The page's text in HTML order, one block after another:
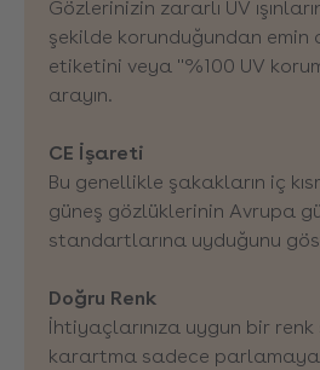
Gözlerinizin zararlı UV
şekilde korunduğundan emin
etiketini veya "%100 UV
arayın.
CE İşareti
Bu genellikle şakakların iç
güneş gözlüklerinin Avrupa
standartlarına uyduğunu
Doğru Renk
İhtiyaçlarınıza uygun bir
karartma sadece parlamaya